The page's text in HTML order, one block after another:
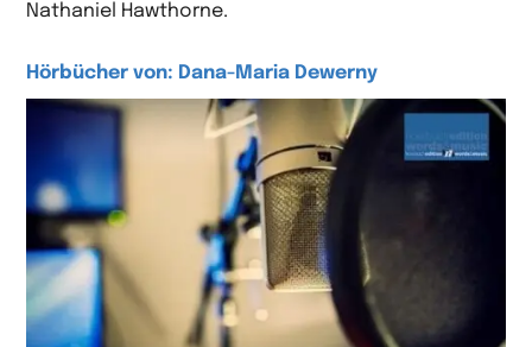
Nathaniel Hawthorne.
Hörbücher von: Dana-Maria Dewerny